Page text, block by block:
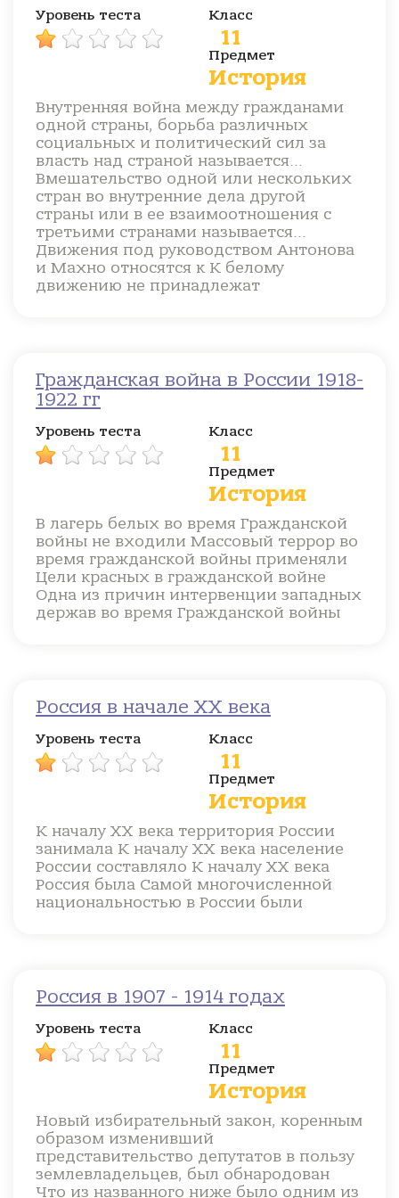
Уровень теста Класс
11
Предмет
История
Внутренняя война между гражданами
одной страны, борьба различных
социальных и политический сил за
власть над страной называется...
Вмешательство одной или нескольких
стран во внутренние дела другой
страны или в ее взаимоотношения с
третьими странами называется...
Движения под руководством Антонова
и Махно относятся к К белому
движению не принадлежат
Гражданская война в России 1918-
1922 гг
Уровень теста Класс
11
Предмет
История
В лагерь белых во время Гражданской
войны не входили Массовый террор во
время гражданской войны применяли
Цели красных в гражданской войне
Одна из причин интервенции западных
держав во время Гражданской войны
Россия в начале ХХ века
Уровень теста Класс
11
Предмет
История
К началу ХХ века территория России
занимала К началу ХХ века население
России составляло К началу ХХ века
Россия была Самой многочисленной
национальностью в России были
Россия в 1907 - 1914 годах
Уровень теста Класс
11
Предмет
История
Новый избирательный закон, коренным
образом изменивший
представительство депутатов в пользу
землевладельцев, был обнародован
Что из названного ниже было одним из